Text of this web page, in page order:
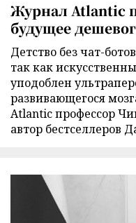
Журнал Atlantic
будущее
Детство без чат-
так как
уподоблен
развивающегося
Atlantic профессор
автор бестселлеров